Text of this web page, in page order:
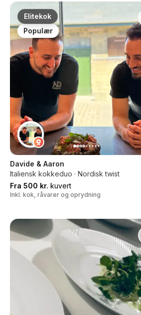
Elitekok
Populær
Davide & Aaron
Italiensk kokkeduo · Nordisk twist
Fra 500 kr. kuvert
Inkl. kok, råvarer og oprydning